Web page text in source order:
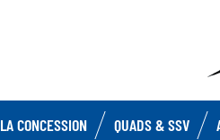
LA CONCESSION QUADS & SSV